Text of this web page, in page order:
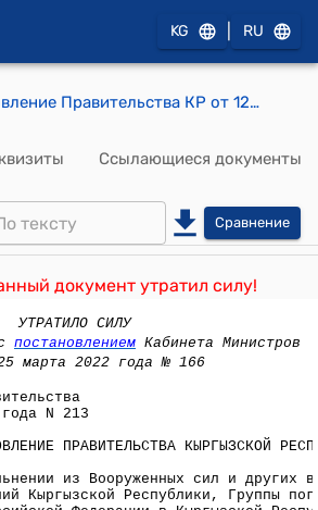
KG RU
Постановление Правительства КР от 12 апреля 1994 года №213 "Об увольнении из Вооруженных сил и других военных формирований Кыргызской Республики, Группы пограничных войск Российской Федерации в Кыргызской Республики в запас военнослужащих, выслуживших установленные сроки действительной военной службы, и об очередном призыве граждан на действительную военную и альтернативную (вневойсковую) службы в апреле-июне 1994 года"
Ссылающиеся документы
Сравнение
документ утратил силу!